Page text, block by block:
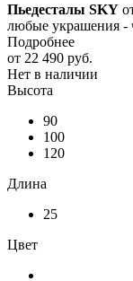
Пьедесталы SKY
любые украшения -
Подробнее
от 22 490 руб.
Нет в наличии
Высота
90
100
120
Длина
25
Цвет